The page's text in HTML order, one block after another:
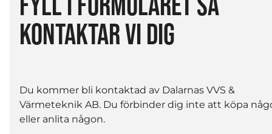
KONTAKTAR VI DIG
Du kommer bli kontaktad av Dalarnas VVS &
Värmeteknik AB. Du förbinder dig inte att köpa
eller anlita någon.